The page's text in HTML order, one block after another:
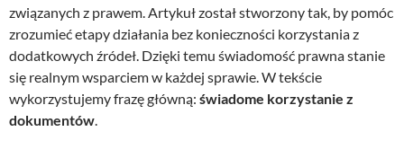
związanych z prawem. Artykuł został stworzony tak, by pomóc
zrozumieć etapy działania bez konieczności korzystania z
dodatkowych źródeł. Dzięki temu świadomość prawna stanie
się realnym wsparciem w każdej sprawie. W tekście
wykorzystujemy frazę główną: świadome korzystanie z
dokumentów.